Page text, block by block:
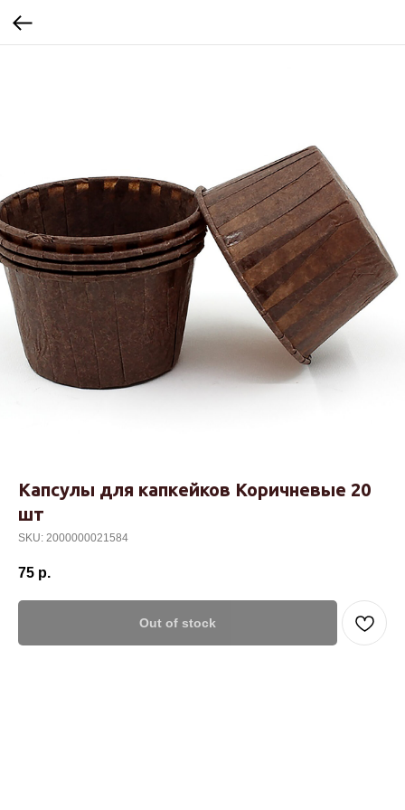
Капсулы для капкейков Коричневые 20
шт
SKU: 2000000021584
75 р.
Out of stock